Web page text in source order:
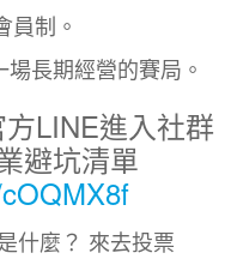
制。
長期經營的賽局。
LINE進入社群
避坑清單
什麼？ 來去投票